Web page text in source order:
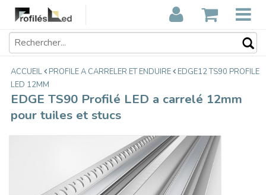
EDGE TS90 Profilé LED a carrelé
12mm pour tuiles et stucs
€32,00
ACCUEIL PROFILE A CARRELER ET ENDUIRE
EDGE12 TS90 PROFILE
LED 12MM
EDGE TS90 Profilé LED a carrelé 12mm
pour tuiles et stucs